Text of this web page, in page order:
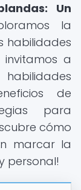
Un
la
habilidades
a
de
para
cómo
marcar la
personal!